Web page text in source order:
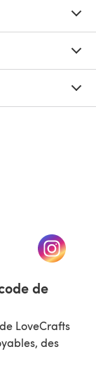
onglet)
dans un(s'ouvre
de
LoveCrafts
des